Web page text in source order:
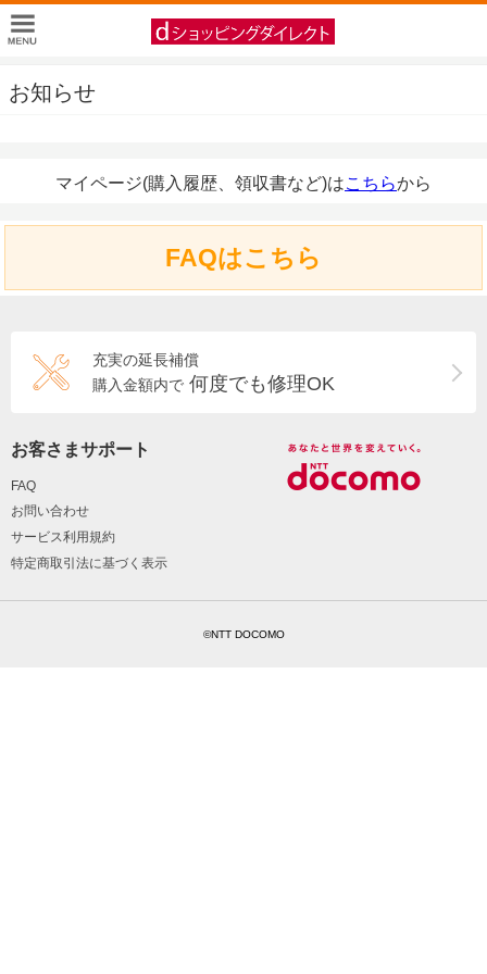
お知らせ
マイページ(購入履歴、領収書など)はこちらから
FAQはこちら
充実の延長補償
購入金額内で 何度でも修理OK
お客さまサポート
FAQ
お問い合わせ
サービス利用規約
特定商取引法に基づく表示
©NTT DOCOMO